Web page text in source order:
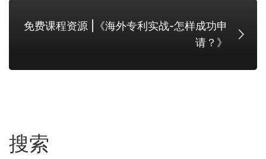
免费课程资源 |《海外专利实战-怎样成功申
请？》
搜索